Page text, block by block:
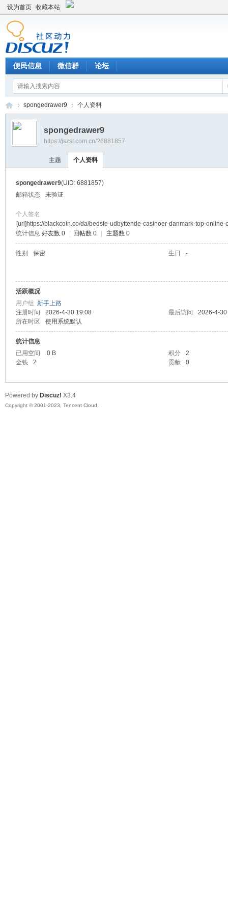
设为首页 收藏本站
便民信息 微信群 论坛
›
spongedrawer9 个人资料
spongedrawer9
https://jszst.com.cn/?6881857
主题 个人资料
spongedrawer9(UID: 6881857)
邮箱状态
未验证
个人签名
[url]https://blackcoin.co/da/bedste-udbyttende-casinoer-danmark-top-online-
统计信息 好友数 0 回帖数 0 主题数 0
性别 保密 生日 -
活跃概况
用户组 新手上路
注册时间
2026-4-30 19:08 最后访问
2026-4-
所在时区
使用系统默认
统计信息
已用空间
0 B 积分
2
金钱
2 贡献 0
Powered by Discuz! X3.4
Copyright © 2001-2023, Tencent Cloud.